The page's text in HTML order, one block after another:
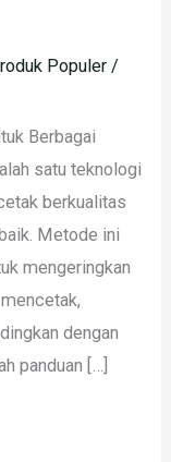
Populer /
Berbagai
satu teknologi
berkualitas
Metode ini
mengeringkan
dengan
panduan […]